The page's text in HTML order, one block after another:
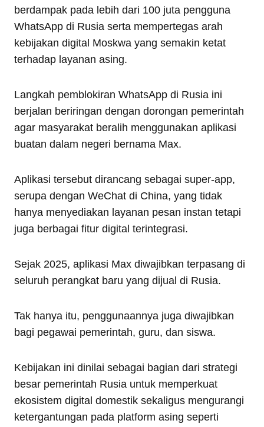
berdampak pada lebih dari 100 juta pengguna
WhatsApp di Rusia serta mempertegas arah
kebijakan digital Moskwa yang semakin ketat
terhadap layanan asing.
Langkah pemblokiran WhatsApp di Rusia ini
berjalan beriringan dengan dorongan pemerintah
agar masyarakat beralih menggunakan aplikasi
buatan dalam negeri bernama Max.
Aplikasi tersebut dirancang sebagai super-app,
serupa dengan WeChat di China, yang tidak
hanya menyediakan layanan pesan instan tetapi
juga berbagai fitur digital terintegrasi.
Sejak 2025, aplikasi Max diwajibkan terpasang di
seluruh perangkat baru yang dijual di Rusia.
Tak hanya itu, penggunaannya juga diwajibkan
bagi pegawai pemerintah, guru, dan siswa.
Kebijakan ini dinilai sebagai bagian dari strategi
besar pemerintah Rusia untuk memperkuat
ekosistem digital domestik sekaligus mengurangi
ketergantungan pada platform asing seperti